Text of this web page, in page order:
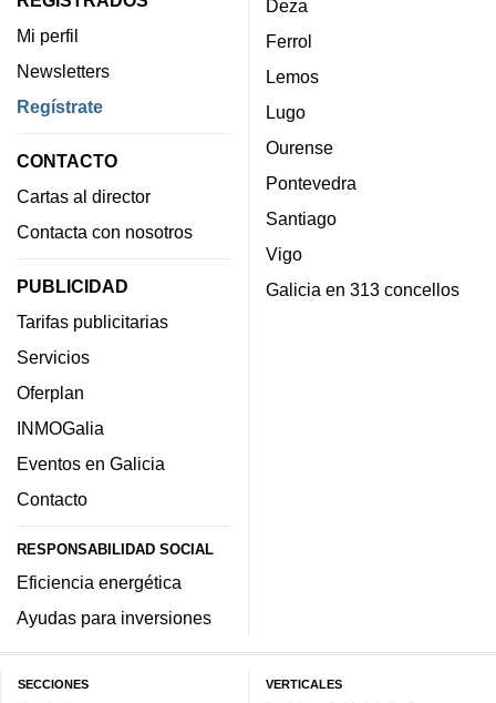
Mi perfil
Newsletters
Regístrate
CONTACTO
Cartas al director
Contacta con nosotros
PUBLICIDAD
Tarifas publicitarias
Servicios
Oferplan
INMOGalia
Eventos en Galicia
Contacto
RESPONSABILIDAD SOCIAL
Eficiencia energética
Ayudas para inversiones
Deza
Ferrol
Lemos
Lugo
Ourense
Pontevedra
Santiago
Vigo
Galicia en 313 concellos
SECCIONES VERTICALES